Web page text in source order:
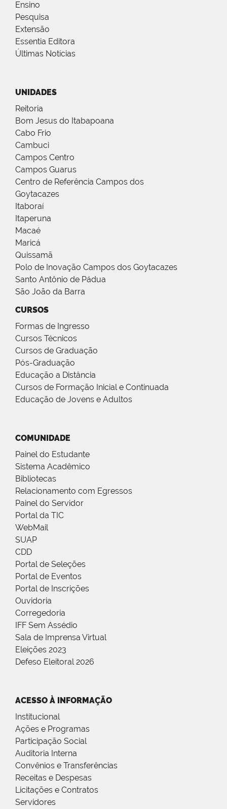
Ensino
Pesquisa
Extensão
Essentia Editora
Últimas Notícias
UNIDADES
Reitoria
Bom Jesus do Itabapoana
Cabo Frio
Cambuci
Campos Centro
Campos Guarus
Centro de Referência Campos dos
Goytacazes
Itaboraí
Itaperuna
Macaé
Maricá
Quissamã
Polo de Inovação Campos dos Goytacazes
Santo Antônio de Pádua
São João da Barra
CURSOS
Formas de Ingresso
Cursos Técnicos
Cursos de Graduação
Pós-Graduação
Educação a Distância
Cursos de Formação Inicial e Continuada
Educação de Jovens e Adultos
COMUNIDADE
Painel do Estudante
Sistema Acadêmico
Bibliotecas
Relacionamento com Egressos
Painel do Servidor
Portal da TIC
WebMail
SUAP
CDD
Portal de Seleções
Portal de Eventos
Portal de Inscrições
Ouvidoria
Corregedoria
IFF Sem Assédio
Sala de Imprensa Virtual
Eleições 2023
Defeso Eleitoral 2026
ACESSO À INFORMAÇÃO
Institucional
Ações e Programas
Participação Social
Auditoria Interna
Convênios e Transferências
Receitas e Despesas
Licitações e Contratos
Servidores